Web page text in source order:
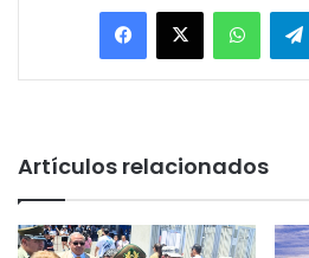
Facebook
X
Artículos relacionados